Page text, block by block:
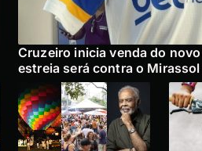
Cruzeiro inicia venda do
estreia será contra o Mirassol